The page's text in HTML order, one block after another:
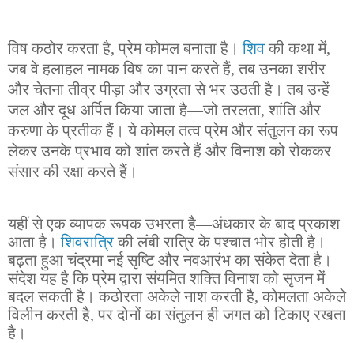
विष कठोर करता है, प्रेम कोमल बनाता है।शिवकी कथा में,
जब वे हलाहल नामक विष का पान करते हैं, तब उनका शरीर
और चेतना तीव्र पीड़ा और उग्रता से भर उठती है। तब उन्हें
जल और दूध अर्पित किया जाता है—जो तरलता, शांति और
करुणा के प्रतीक हैं। ये कोमल तत्व प्रेम और संतुलन का रूप
लेकर उनके प्रभाव को शांत करते हैं और विनाश को रोककर
संसार की रक्षा करते हैं।
यहीं से एक व्यापक रूपक उभरता है—अंधकार के बाद प्रकाश
आता है।शिवरात्रिकी लंबी रात्रि के पश्चात भोर होती है।
बढ़ता हुआ चंद्रमा नई सृष्टि और नवआरंभ का संकेत देता है।
संदेश यह है कि प्रेम द्वारा संयमित शक्ति विनाश को सृजन में
बदल सकती है। कठोरता अकेले नाश करती है, कोमलता अकेले
विलीन करती है, पर दोनों का संतुलन ही जगत को टिकाए रखता
है।